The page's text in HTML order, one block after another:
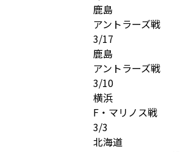
鹿島
アントラーズ戦
3/17
鹿島
アントラーズ戦
3/10
横浜
F・マリノス戦
3/3
北海道